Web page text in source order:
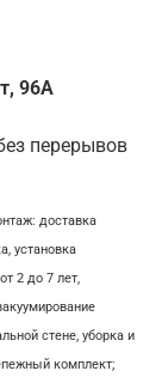
96А
перерывов
доставка
установка
2 до 7 лет,
стене, уборка и
комплект;